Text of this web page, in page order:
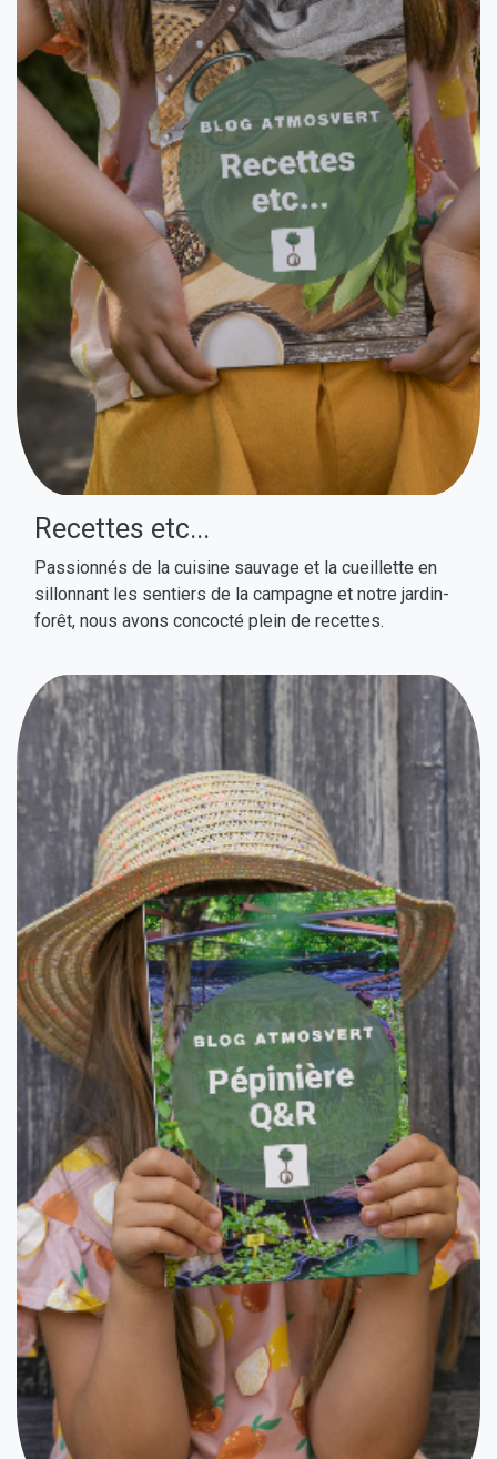
Recettes etc...
Passionnés de la cuisine sauvage et la cueillette en
sillonnant les sentiers de la campagne et notre jardin-
forêt, nous avons concocté plein de recettes.